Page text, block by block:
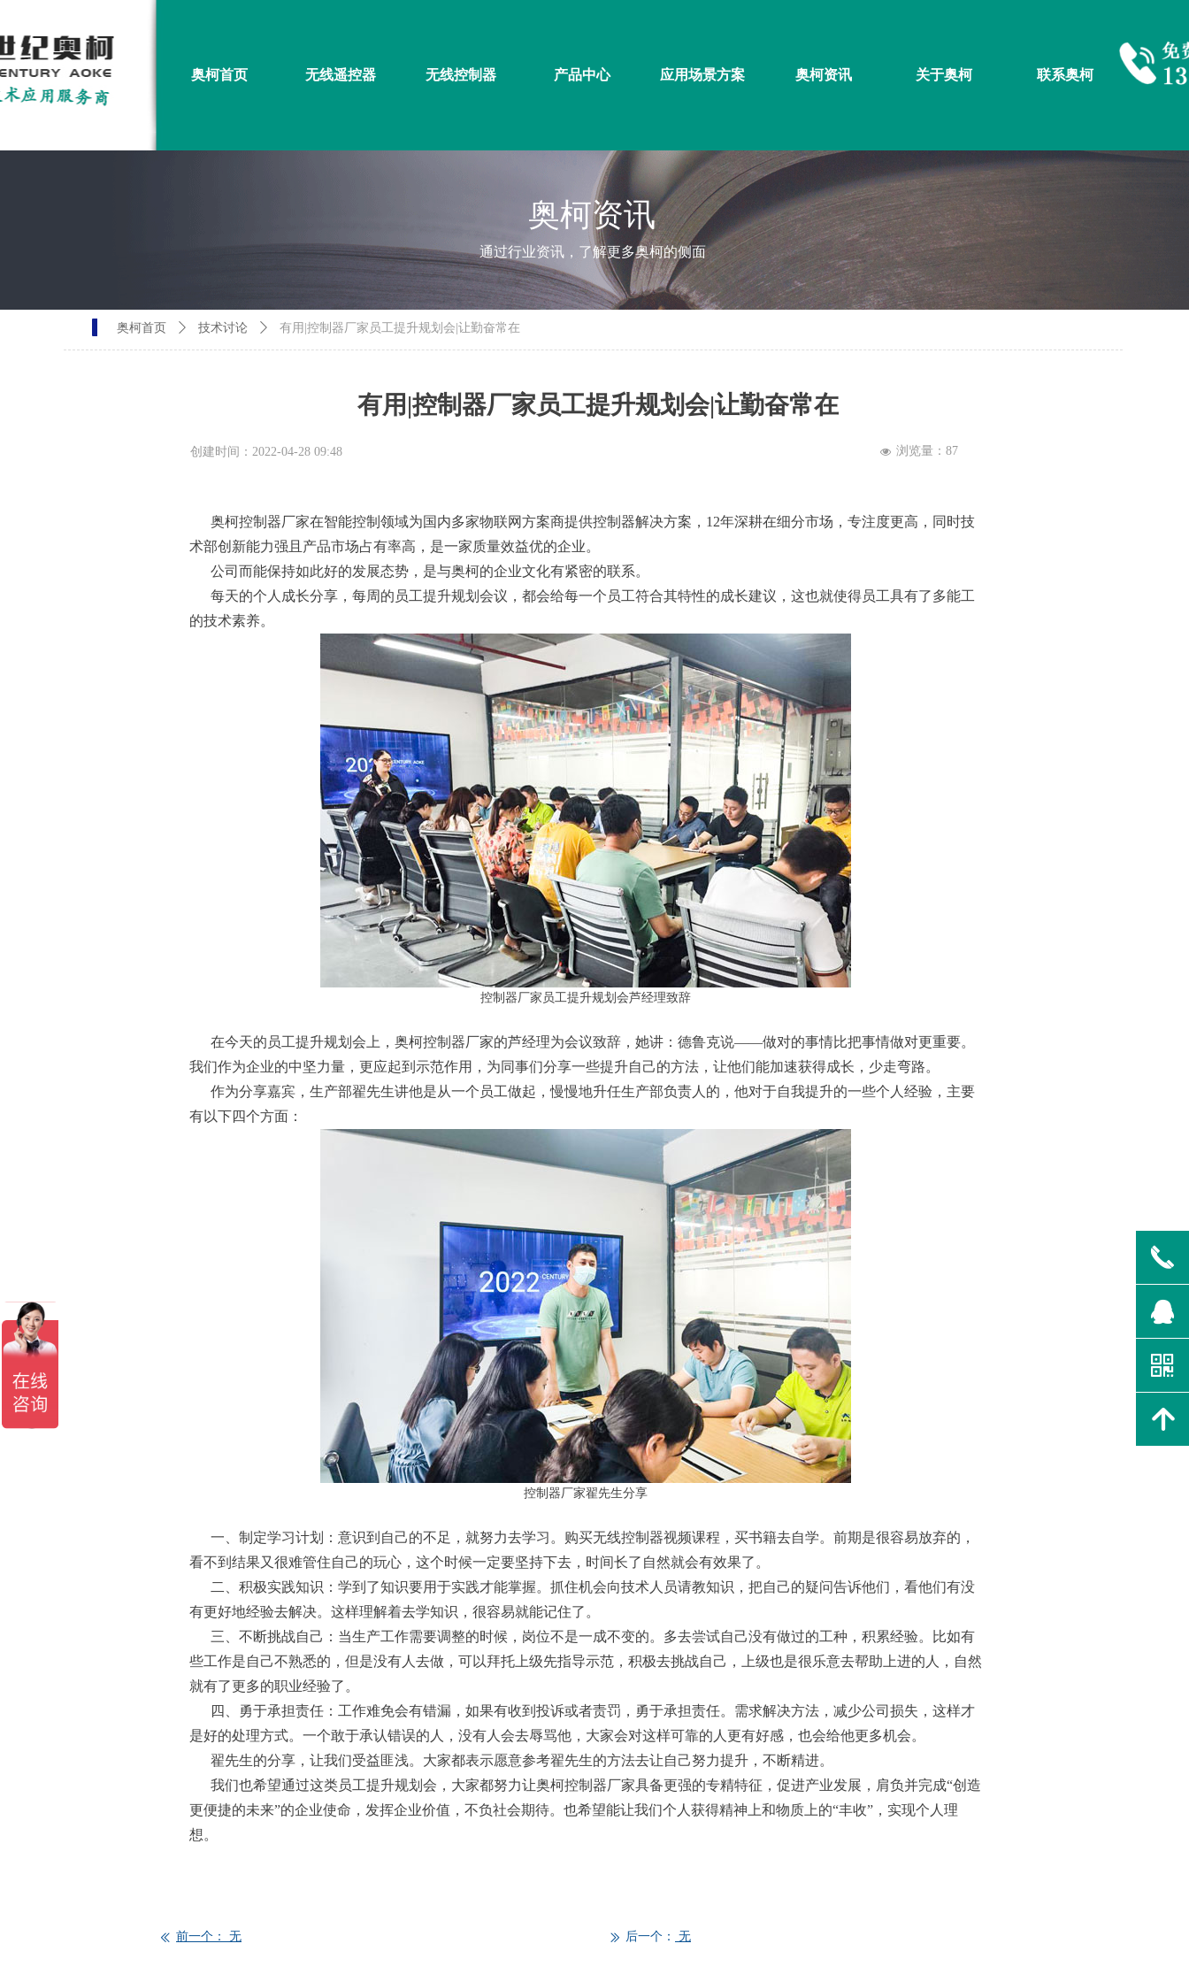
奥柯首页 无线遥控器 无线控制器 产品中心 应用场景方案 奥柯资讯 关于奥柯 联系奥柯
有用|控制器厂家员工提升规划会|让勤奋常在
奥柯控制器厂家在智能控制领域为国内多家物联网方案商提供控制器解决方案，12年深耕在细分市场，专注度更高，同时技
术部创新能力强且产品市场占有率高，是一家质量效益优的企业。
公司而能保持如此好的发展态势，是与奥柯的企业文化有紧密的联系。
每天的个人成长分享，每周的员工提升规划会议，都会给每一个员工符合其特性的成长建议，这也就使得员工具有了多能工
的技术素养。
控制器厂家员工提升规划会芦经理致辞
在今天的员工提升规划会上，奥柯控制器厂家的芦经理为会议致辞，她讲：德鲁克说——做对的事情比把事情做对更重要。
我们作为企业的中坚力量，更应起到示范作用，为同事们分享一些提升自己的方法，让他们能加速获得成长，少走弯路。
作为分享嘉宾，生产部翟先生讲他是从一个员工做起，慢慢地升任生产部负责人的，他对于自我提升的一些个人经验，主要
有以下四个方面：
控制器厂家翟先生分享
一、制定学习计划：意识到自己的不足，就努力去学习。购买无线控制器视频课程，买书籍去自学。前期是很容易放弃的，
看不到结果又很难管住自己的玩心，这个时候一定要坚持下去，时间长了自然就会有效果了。
二、积极实践知识：学到了知识要用于实践才能掌握。抓住机会向技术人员请教知识，把自己的疑问告诉他们，看他们有没
有更好地经验去解决。这样理解着去学知识，很容易就能记住了。
三、不断挑战自己：当生产工作需要调整的时候，岗位不是一成不变的。多去尝试自己没有做过的工种，积累经验。比如有
些工作是自己不熟悉的，但是没有人去做，可以拜托上级先指导示范，积极去挑战自己，上级也是很乐意去帮助上进的人，自然
就有了更多的职业经验了。
四、勇于承担责任：工作难免会有错漏，如果有收到投诉或者责罚，勇于承担责任。需求解决方法，减少公司损失，这样才
是好的处理方式。一个敢于承认错误的人，没有人会去辱骂他，大家会对这样可靠的人更有好感，也会给他更多机会。
翟先生的分享，让我们受益匪浅。大家都表示愿意参考翟先生的方法去让自己努力提升，不断精进。
我们也希望通过这类员工提升规划会，大家都努力让奥柯控制器厂家具备更强的专精特征，促进产业发展，肩负并完成“创造
更便捷的未来”的企业使命，发挥企业价值，不负社会期待。也希望能让我们个人获得精神上和物质上的“丰收”，实现个人理
想。
넶 浏览量： 87
创建时间： 2022-04-28 09:48
ꅃ 前一个： 无 ꅀ 后一个： 无
奥柯资讯
通过行业资讯，了解更多奥柯的侧面
奥柯首页 ꄲ 技术讨论 ꄲ 有用|控制器厂家员工提升规划会|让勤奋常在
끅
뀩
낃
녕